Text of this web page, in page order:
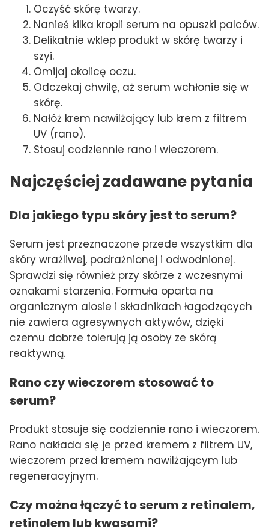
Oczyść skórę twarzy.
Nanieś kilka kropli serum na opuszki palców.
Delikatnie wklep produkt w skórę twarzy i
szyi.
Omijaj okolicę oczu.
Odczekaj chwilę, aż serum wchłonie się w
skórę.
Nałóż krem nawilżający lub krem z filtrem
UV (rano).
Stosuj codziennie rano i wieczorem.
Najczęściej zadawane pytania
Dla jakiego typu skóry jest to serum?
Serum jest przeznaczone przede wszystkim dla
skóry wrażliwej, podrażnionej i odwodnionej.
Sprawdzi się również przy skórze z wczesnymi
oznakami starzenia. Formuła oparta na
organicznym alosie i składnikach łagodzących
nie zawiera agresywnych aktywów, dzięki
czemu dobrze tolerują ją osoby ze skórą
reaktywną.
Rano czy wieczorem stosować to
serum?
Produkt stosuje się codziennie rano i wieczorem.
Rano nakłada się je przed kremem z filtrem UV,
wieczorem przed kremem nawilżającym lub
regeneracyjnym.
Czy można łączyć to serum z retinalem,
retinolem lub kwasami?